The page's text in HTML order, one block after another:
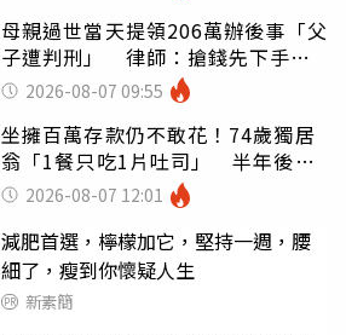
母親過世當天提領206萬辦後事「父
子遭判刑」 律師：搶錢先下手是
罪 2026-08-07 09:55
坐擁百萬存款仍不敢花！74歲獨居
翁「1餐只吃1片吐司」 半年後暴
瘦嚇壞女兒
2026-08-07 12:01
減肥首選，檸檬加它，堅持一週，腰
細了，瘦到你懷疑人生
新素簡